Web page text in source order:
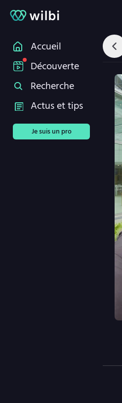
Accueil
Découverte
Recherche
Actus et tips
Je suis un pro